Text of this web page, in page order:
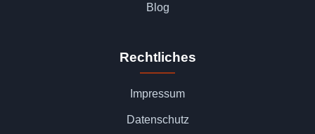
Blog
Rechtliches
Impressum
Datenschutz